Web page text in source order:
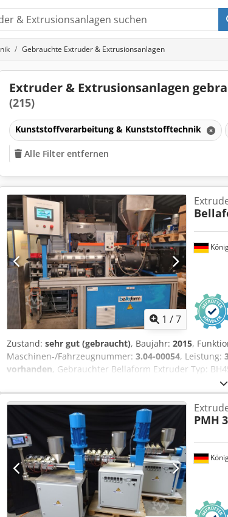
Gebrauchte Extruder & Extrusionsanlagen
Extruder & Extrusionsanlagen
(215)
Kunststoffverarbeitung & Kunststofftechnik
Alle Filter entfernen
1 /7
Zustand: sehr gut (gebraucht), Baujahr: 2015,
Maschinen-/Fahrzeugnummer: 3.04-00054, Leistung:
vorhanden, Gebrauchter Bellaform Extruder Typ:
Schneckenabmessung 45 mm - 30 l/d,
Servomotor, mit Getriebe Zylinder mit 4 Heiz-/
Materialtrichter plus eine COLORTRONIC
Schaltschrank im Maschinengestell integriert, mit
einfachen und intuitiven Bedienung dieser Extruder
200 cm (L x B x H mit Trichter) Sie können diesen
gerne besichtigen Die Maschine kann eingeschaltet
werden. Die Schnecke wurde herausgezogen und
PMH